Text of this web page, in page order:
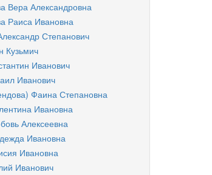
Вера Александровна
Раиса Ивановна
Степанович
Кузьмич
Иванович
Иванович
Фаина Степановна
Ивановна
Алексеевна
Ивановна
Ивановна
Иванович